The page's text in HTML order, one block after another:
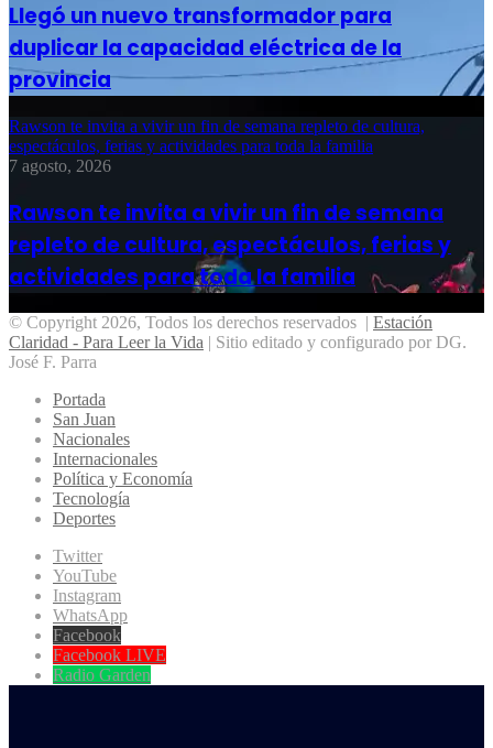
Llegó un nuevo transformador para
duplicar la capacidad eléctrica de la
provincia
Rawson te invita a vivir un fin de semana repleto de cultura,
espectáculos, ferias y actividades para toda la familia
7 agosto, 2026
Rawson te invita a vivir un fin de semana
repleto de cultura, espectáculos, ferias y
actividades para toda la familia
© Copyright 2026, Todos los derechos reservados | Estación
Claridad - Para Leer la Vida | Sitio editado y configurado por DG.
José F. Parra
Portada
San Juan
Nacionales
Internacionales
Política y Economía
Tecnología
Deportes
Twitter
YouTube
Instagram
WhatsApp
Facebook
Facebook LIVE
Radio Garden